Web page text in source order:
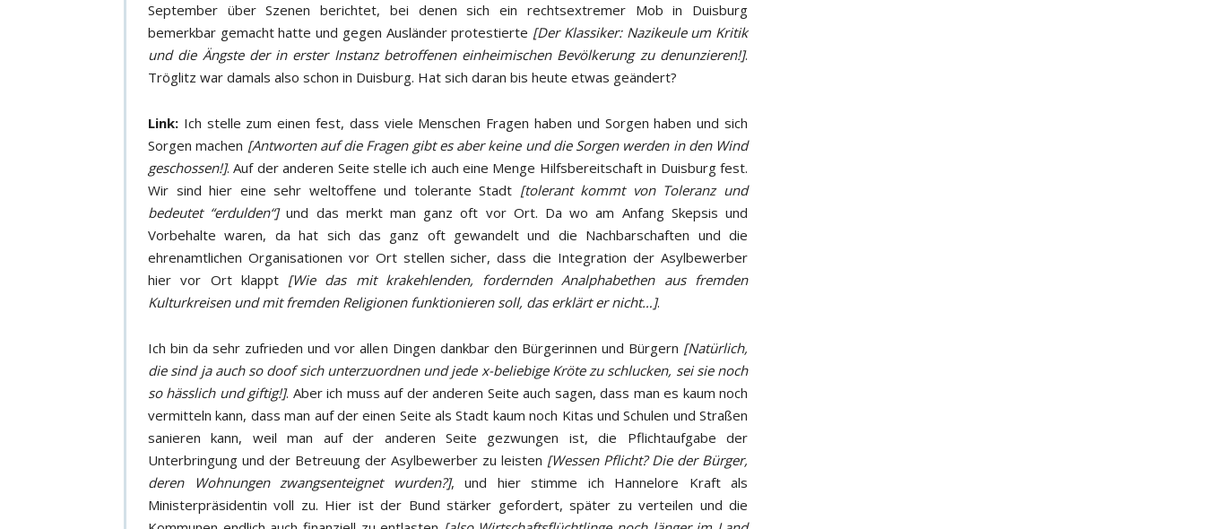
September über Szenen berichtet, bei denen sich ein rechtsextremer Mob in Duisburg
bemerkbar gemacht hatte und gegen Ausländer protestierte [Der Klassiker: Nazikeule um Kritik
und die Ängste der in erster Instanz betroffenen einheimischen Bevölkerung zu denunzieren!].
Tröglitz war damals also schon in Duisburg. Hat sich daran bis heute etwas geändert?
Link: Ich stelle zum einen fest, dass viele Menschen Fragen haben und Sorgen haben und sich
Sorgen machen [Antworten auf die Fragen gibt es aber keine und die Sorgen werden in den Wind
geschossen!]. Auf der anderen Seite stelle ich auch eine Menge Hilfsbereitschaft in Duisburg fest.
Wir sind hier eine sehr weltoffene und tolerante Stadt [tolerant kommt von Toleranz und
bedeutet “erdulden“]und das merkt man ganz oft vor Ort. Da wo am Anfang Skepsis und
Vorbehalte waren, da hat sich das ganz oft gewandelt und die Nachbarschaften und die
ehrenamtlichen Organisationen vor Ort stellen sicher, dass die Integration der Asylbewerber
hier vor Ort klappt [Wie das mit krakehlenden, fordernden Analphabethen aus fremden
Kulturkreisen und mit fremden Religionen funktionieren soll, das erklärt er nicht…].
Ich bin da sehr zufrieden und vor allen Dingen dankbar den Bürgerinnen und Bürgern [Natürlich,
die sind ja auch so doof sich unterzuordnen und jede x-beliebige Kröte zu schlucken, sei sie noch
so hässlich und giftig!]. Aber ich muss auf der anderen Seite auch sagen, dass man es kaum noch
vermitteln kann, dass man auf der einen Seite als Stadt kaum noch Kitas und Schulen und Straßen
sanieren kann, weil man auf der anderen Seite gezwungen ist, die Pflichtaufgabe der
Unterbringung und der Betreuung der Asylbewerber zu leisten [Wessen Pflicht? Die der Bürger,
deren Wohnungen zwangsenteignet wurden?], und hier stimme ich Hannelore Kraft als
Ministerpräsidentin voll zu. Hier ist der Bund stärker gefordert, später zu verteilen und die